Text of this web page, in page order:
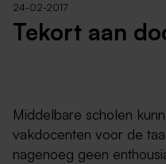
24-02-2017
Tekort aan
Middelbare scholen
vakdocenten voor de
nagenoeg geen